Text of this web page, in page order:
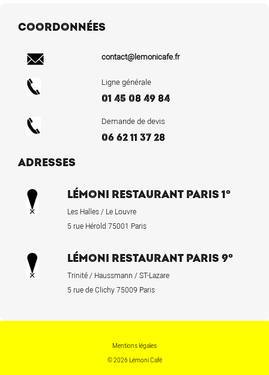
COORDONNÉES
contact@lemonicafe.fr
Ligne générale
01 45 08 49 84
Demande de devis
06 62 11 37 28
ADRESSES
LÉMONI RESTAURANT PARIS 1°
Les Halles / Le Louvre
5 rue Hérold 75001 Paris
LÉMONI RESTAURANT PARIS 9°
Trinité / Haussmann / ST-Lazare
5 rue de Clichy 75009 Paris
Mentions légales
© 2026 Lémoni Café